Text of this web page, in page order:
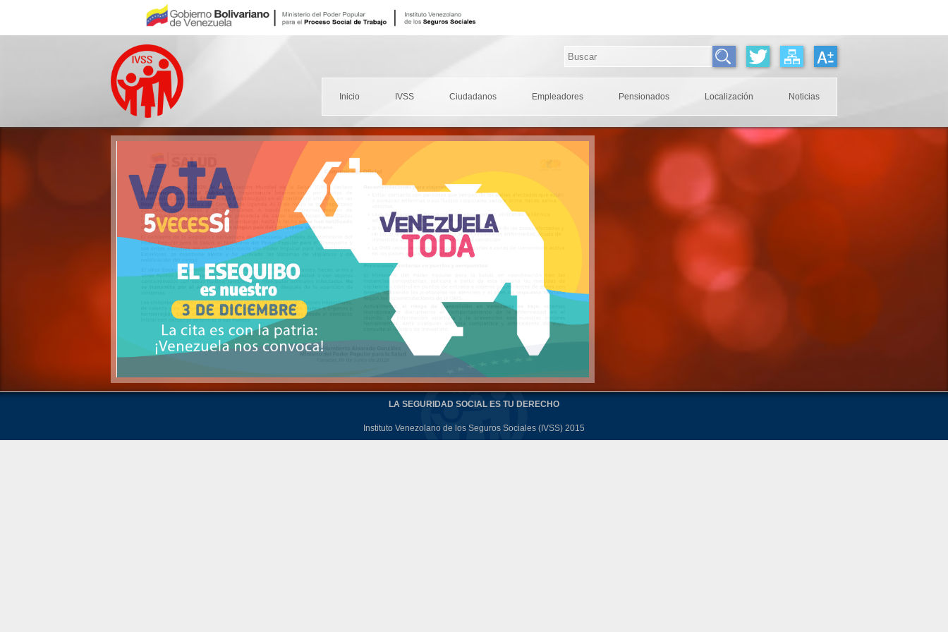
LA SEGURIDAD SOCIAL ES TU DERECHO
Instituto Venezolano de los Seguros Sociales (IVSS) 2015
Inicio IVSS Ciudadanos Empleadores Pensionados Localización Noticias